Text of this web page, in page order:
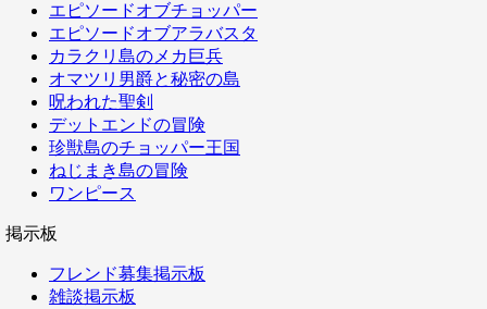
エピソードオブチョッパー
エピソードオブアラバスタ
カラクリ島のメカ巨兵
オマツリ男爵と秘密の島
呪われた聖剣
デットエンドの冒険
珍獣島のチョッパー王国
ねじまき島の冒険
ワンピース
掲示板
フレンド募集掲示板
雑談掲示板